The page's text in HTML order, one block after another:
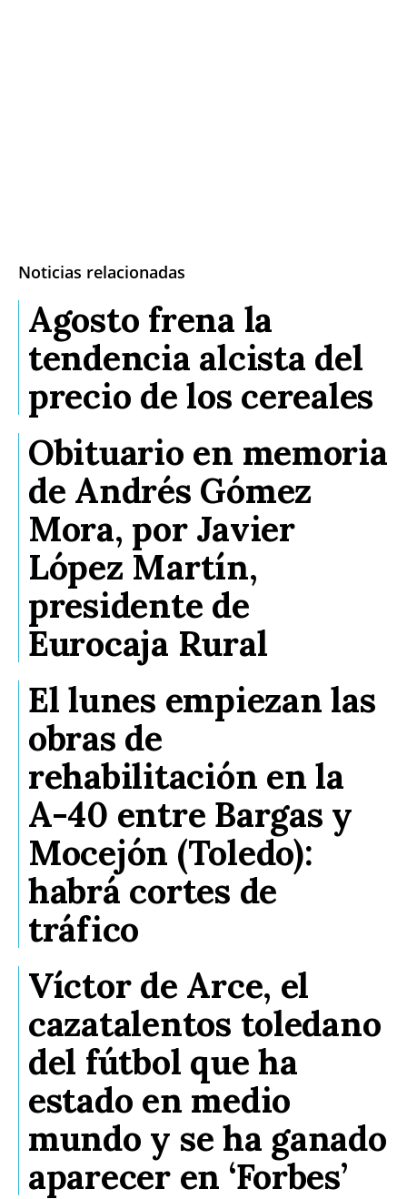
Noticias relacionadas
Agosto frena la
tendencia alcista del
precio de los cereales
Obituario en memoria
de Andrés Gómez
Mora, por Javier
López Martín,
presidente de
Eurocaja Rural
El lunes empiezan las
obras de
rehabilitación en la
A-40 entre Bargas y
Mocejón (Toledo):
habrá cortes de
tráfico
Víctor de Arce, el
cazatalentos toledano
del fútbol que ha
estado en medio
mundo y se ha ganado
aparecer en ‘Forbes’